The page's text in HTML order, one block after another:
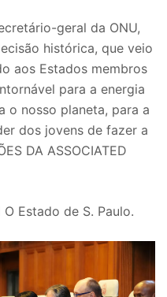
geral da ONU,
histórica, que veio
aos Estados membros
para a energia
o nosso planeta, para a
dos jovens de fazer a
DA ASSOCIATED
Estado de S. Paulo.